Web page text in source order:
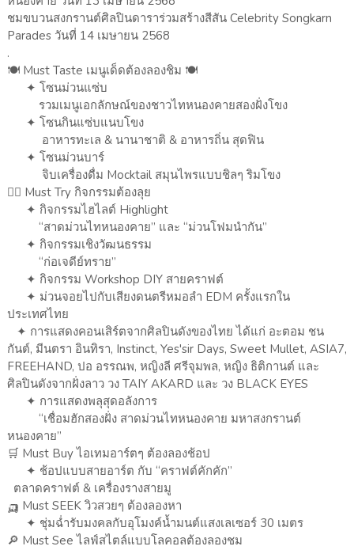
ชมขบวนสงกรานต์ศิลปินดาราร่วมสร้างสีสัน Celebrity Songkarn
Parades วันที่ 14 เมษายน 2568
.
🍽 Must Taste เมนูเด็ดต้องลองชิม 🍽
✦ โซนม่วนแซ่บ
รวมเมนูเอกลักษณ์ของชาวไทหนองคายสองฝั่งโขง
✦ โซนกินแซ่บแนบโขง
อาหารทะเล & นานาชาติ & อาหารถิ่น สุดฟิน
✦ โซนม่วนบาร์
จิบเครื่องดื่ม Mocktail สมุนไพรแบบชิลๆ ริมโขง
🏄‍♂️ Must Try กิจกรรมต้องลุย
✦ กิจกรรมไฮไลต์ Highlight
“สาดม่วนไทหนองคาย” และ “ม่วนโฟมนำกัน”
✦ กิจกรรมเชิงวัฒนธรรม
“ก่อเจดีย์ทราย”
✦ กิจกรรม Workshop DIY สายคราฟต์
✦ ม่วนจอยไปกับเสียงดนตรีหมอลำ EDM ครั้งแรกใน
ประเทศไทย
✦ การแสดงคอนเสิร์ตจากศิลปินดังของไทย ได้แก่ อะตอม ชน
กันต์, มีนตรา อินทิรา, Instinct, Yes'sir Days, Sweet Mullet, ASIA7,
FREEHAND, ปอ อรรณพ, หญิงลี ศรีจุมพล, หญิง ธิติกานต์ และ
ศิลปินดังจากฝั่งลาว วง TAIY AKARD และ วง BLACK EYES
✦ การแสดงพลุสุดอลังการ
“เชื่อมฮักสองฝั่ง สาดม่วนไทหนองคาย มหาสงกรานต์
หนองคาย”
🛒 Must Buy ไอเทมอาร์ตๆ ต้องลองช้อป
✦ ช้อปแบบสายอาร์ต กับ “คราฟต์คักคัก”
ตลาดคราฟต์ & เครื่องรางสายมู
🛺 Must SEEK วิวสวยๆ ต้องลองหา
✦ ชุ่มฉ่ำรับมงคลกับอุโมงค์น้ำมนต์แสงเลเซอร์ 30 เมตร
🔎 Must See ไลฟ์สไตล์แบบโลคอลต้องลองชม